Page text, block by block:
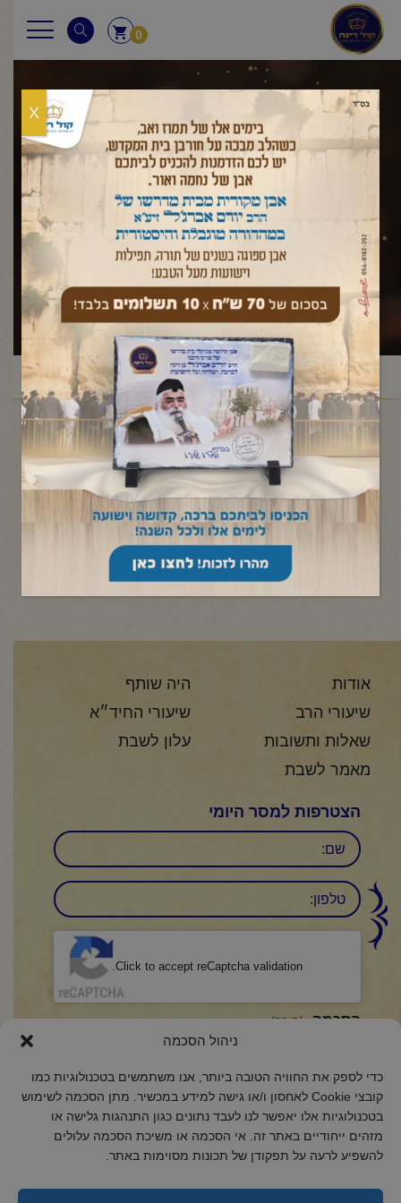
ניהול הסכמה
כדי לספק את החוויה הטובה ביותר, אנו משתמשים בטכנולוגיות כמו
קובצי Cookie לאחסון ו/או גישה למידע במכשיר. מתן הסכמה לשימוש
בטכנולוגיות אלו יאפשר לנו לעבד נתונים כגון התנהגות גלישה או
מזהים ייחודיים באתר זה. אי הסכמה או משיכת הסכמה עלולים
להשפיע לרעה על תפקודן של תכונות מסוימות באתר.
0
מעוברת ביום
כיפור
ראשי/שאלות ותשובות/מעוברת ביום כיפור
תפריט קטגוריות
מעוברת ביום כיפור
איש ואשה שזכו וחנן אותם ה' יתברך בהריון, מצד ההלכה
אודות
היה שותף
שיעורי הרב
שיעורי החיד״א
שאלות ותשובות
עלון לשבת
מאמר לשבת
הצטרפות למסר היומי
שם
טלפון:
Click to accept reCaptcha validation.
הסכמה (חובה)
אני מאשר/ת כי קראתי והבנתי את
2018 כל הזכויות שמורות לקול רינה
X